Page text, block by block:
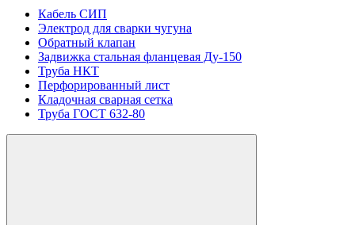
Кабель СИП
Электрод для сварки чугуна
Обратный клапан
Задвижка стальная фланцевая Ду-150
Труба НКТ
Перфорированный лист
Кладочная сварная сетка
Труба ГОСТ 632-80